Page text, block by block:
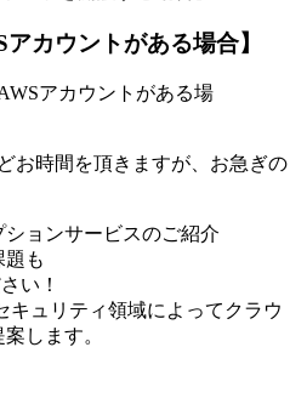
アカウントがある場合】
お時間を頂きますが、お急ぎの
ョンサービスのご紹介
題も
い！
キュリティ領域によってクラウ
します。